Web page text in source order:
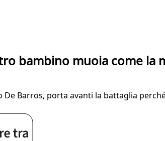
bambino muoia come la
Barros, porta avanti la battaglia